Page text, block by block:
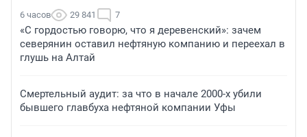
6 часов 29 841 7
«С гордостью говорю, что я деревенский»: зачем
северянин оставил нефтяную компанию и переехал в
глушь на Алтай
Смертельный аудит: за что в начале 2000-х убили
бывшего главбуха нефтяной компании Уфы